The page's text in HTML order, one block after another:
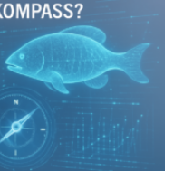
fasst bestehende
und interpretiert sie
aus hydrothermalen
ganze Ozeanbecken